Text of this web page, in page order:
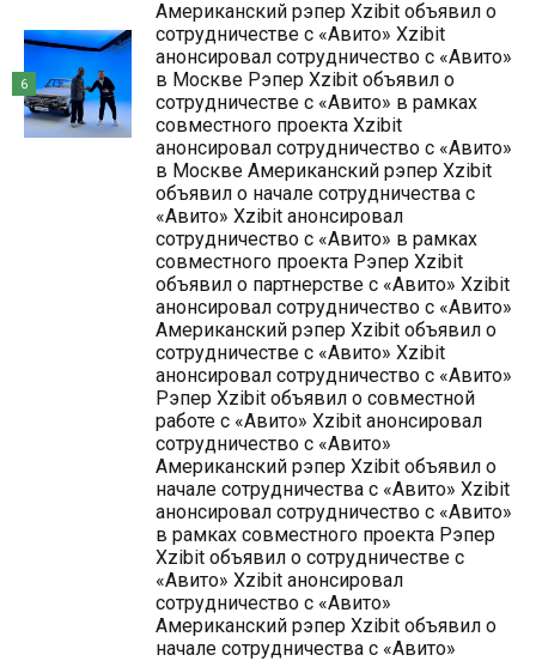
Американский рэпер Xzibit объявил о
сотрудничестве с «Авито» Xzibit
анонсировал сотрудничество с «Авито»
в Москве Рэпер Xzibit объявил о
сотрудничестве с «Авито» в рамках
совместного проекта Xzibit
анонсировал сотрудничество с «Авито»
в Москве Американский рэпер Xzibit
объявил о начале сотрудничества с
«Авито» Xzibit анонсировал
сотрудничество с «Авито» в рамках
совместного проекта Рэпер Xzibit
объявил о партнерстве с «Авито» Xzibit
анонсировал сотрудничество с «Авито»
Американский рэпер Xzibit объявил о
сотрудничестве с «Авито» Xzibit
анонсировал сотрудничество с «Авито»
Рэпер Xzibit объявил о совместной
работе с «Авито» Xzibit анонсировал
сотрудничество с «Авито»
Американский рэпер Xzibit объявил о
начале сотрудничества с «Авито» Xzibit
анонсировал сотрудничество с «Авито»
в рамках совместного проекта Рэпер
Xzibit объявил о сотрудничестве с
«Авито» Xzibit анонсировал
сотрудничество с «Авито»
Американский рэпер Xzibit объявил о
начале сотрудничества с «Авито»
6